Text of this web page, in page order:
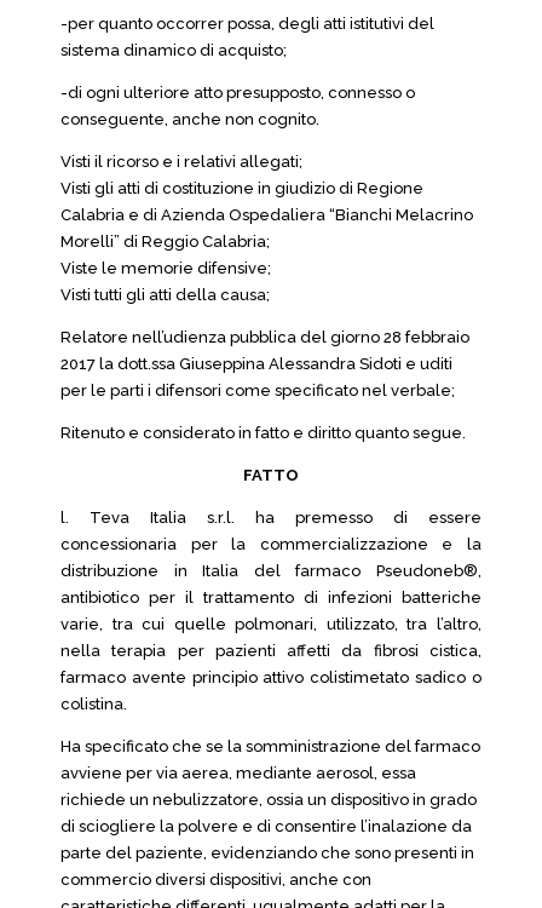
-per quanto occorrer possa, degli atti istitutivi del
sistema dinamico di acquisto;
-di ogni ulteriore atto presupposto, connesso o
conseguente, anche non cognito.
Visti il ricorso e i relativi allegati;
Visti gli atti di costituzione in giudizio di Regione
Calabria e di Azienda Ospedaliera “Bianchi Melacrino
Morelli” di Reggio Calabria;
Viste le memorie difensive;
Visti tutti gli atti della causa;
Relatore nell’udienza pubblica del giorno 28 febbraio
2017 la dott.ssa Giuseppina Alessandra Sidoti e uditi
per le parti i difensori come specificato nel verbale;
Ritenuto e considerato in fatto e diritto quanto segue.
FATTO
l. Teva Italia s.r.l. ha premesso di essere
concessionaria per la commercializzazione e la
distribuzione in Italia del farmaco Pseudoneb®,
antibiotico per il trattamento di infezioni batteriche
varie, tra cui quelle polmonari, utilizzato, tra l’altro,
nella terapia per pazienti affetti da fibrosi cistica,
farmaco avente principio attivo colistimetato sadico o
colistina.
Ha specificato che se la somministrazione del farmaco
avviene per via aerea, mediante aerosol, essa
richiede un nebulizzatore, ossia un dispositivo in grado
di sciogliere la polvere e di consentire l’inalazione da
parte del paziente, evidenziando che sono presenti in
commercio diversi dispositivi, anche con